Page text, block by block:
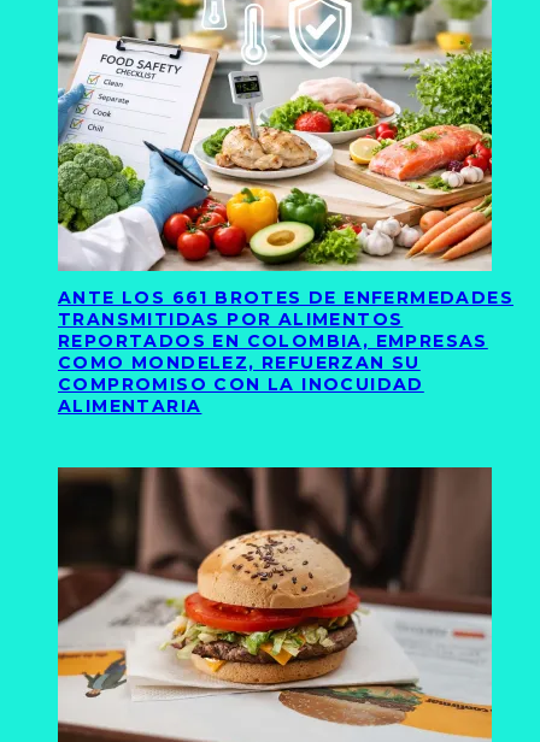
ANTE LOS 661 BROTES DE ENFERMEDADES
TRANSMITIDAS POR ALIMENTOS
REPORTADOS EN COLOMBIA, EMPRESAS
COMO MONDELEZ, REFUERZAN SU
COMPROMISO CON LA INOCUIDAD
ALIMENTARIA